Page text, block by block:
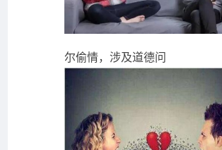
尔偷情，涉及道德问